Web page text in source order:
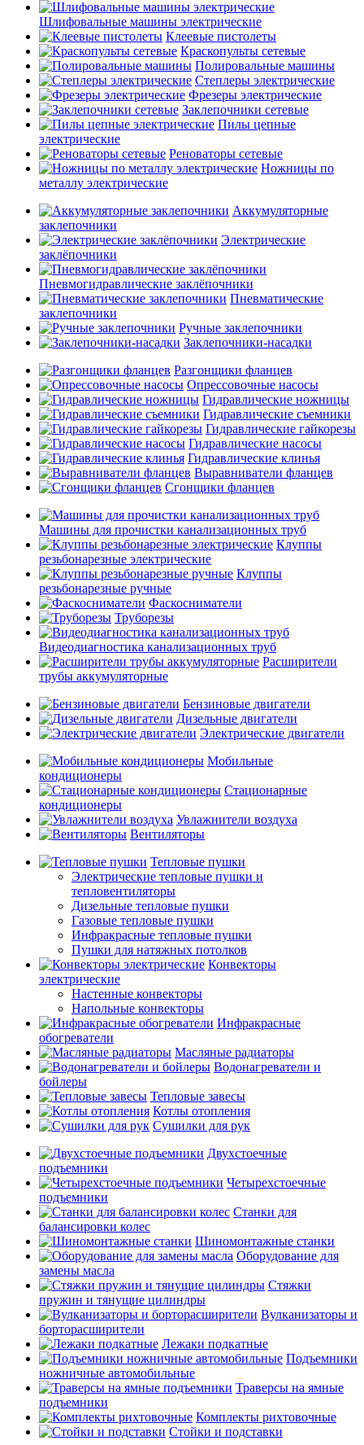
Шлифовальные машины электрические
Клеевые пистолеты
Краскопульты сетевые
Полировальные машины
Степлеры электрические
Фрезеры электрические
Заклепочники сетевые
Пилы цепные
электрические
Реноваторы сетевые
Ножницы по
металлу электрические
Аккумуляторные
заклепочники
Электрические
заклёпочники
Пневмогидравлические заклёпочники
Пневматические
заклепочники
Ручные заклепочники
Заклепочники-насадки
Разгонщики фланцев
Опрессовочные насосы
Гидравлические ножницы
Гидравлические съемники
Гидравлические гайкорезы
Гидравлические насосы
Гидравлические клинья
Выравниватели фланцев
Сгонщики фланцев
Машины для прочистки канализационных труб
Клуппы
резьбонарезные электрические
Клуппы
резьбонарезные ручные
Фаскосниматели
Труборезы
Видеодиагностика канализационных труб
Расширители
трубы аккумуляторные
Бензиновые двигатели
Дизельные двигатели
Электрические двигатели
Мобильные
кондиционеры
Стационарные
кондиционеры
Увлажнители воздуха
Вентиляторы
Тепловые пушки
Электрические тепловые пушки и
тепловентиляторы
Дизельные тепловые пушки
Газовые тепловые пушки
Инфракрасные тепловые пушки
Пушки для натяжных потолков
Конвекторы
электрические
Настенные конвекторы
Напольные конвекторы
Инфракрасные
обогреватели
Масляные радиаторы
Водонагреватели и
бойлеры
Тепловые завесы
Котлы отопления
Сушилки для рук
Двухстоечные
подъемники
Четырехстоечные
подъемники
Станки для
балансировки колес
Шиномонтажные станки
Оборудование для
замены масла
Стяжки
пружин и тянущие цилиндры
Вулканизаторы и
борторасширители
Лежаки подкатные
Подъемники
ножничные автомобильные
Траверсы на ямные
подъемники
Комплекты рихтовочные
Стойки и подставки